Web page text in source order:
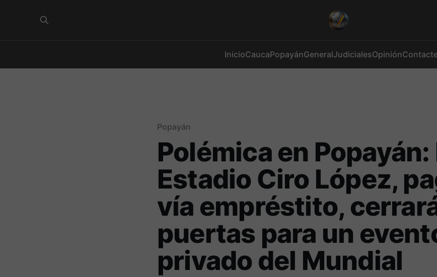
InicioCaucaPopayánGeneralJudicialesOpinión
Popayán
Polémica en Popayán:
Estadio Ciro López,
vía empréstito,
puertas para un
privado del Mundial